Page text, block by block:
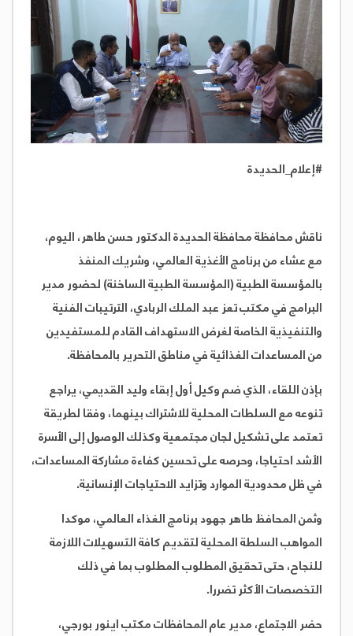
#إعلام_الحديدة
ناقش محافظة محافظة الحديدة الدكتور حسن طاهر، اليوم،
مع عشاء من برنامج الأغذية العالمي، وشريك المنفذ
بالمؤسسة الطبية (المؤسسة الطبية الساخنة) لحضور مدير
البرامج في مكتب تعز عبد الملك الربادي، الترتيبات الفنية
والتنفيذية الخاصة لغرض الاستهداف القادم للمستفيدين
من المساعدات الغذائية في مناطق التحرير بالمحافظة.
بإذن اللقاء، الذي ضم وكيل أول إبقاء وليد القديمي، يراجع
تنوعه مع السلطات المحلية للاشتراك بينهما، وفقا لطريقة
تعتمد على تشكيل لجان مجتمعية وكذلك الوصول إلى الأسرة
الأشد احتياجا، وحرصه على تحسين كفاءة مشاركة المساعدات،
في ظل محدودية الموارد وتزايد الاحتياجات الإنسانية.
وثمن المحافظ طاهر جهود برنامج الغذاء العالمي، موكدا
المواهب السلطة المحلية لتقديم كافة التسهيلات اللازمة
للنجاح، حتى تحقيق المطلوب المطلوب بما في ذلك
التخصصات الأكثر تضررا.
حضر الاجتماع، مدير عام المحافظات مكتب اينور بورجي،